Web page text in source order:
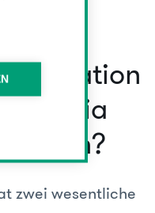
Austria
zwei wesentliche